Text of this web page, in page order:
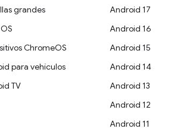
grandes
ChromeOS
para vehículos
TV
Android 17
Android 16
Android 15
Android 14
Android 13
Android 12
Android 11